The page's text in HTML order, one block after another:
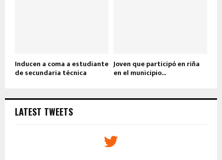
Inducen a coma a estudiante
de secundaria técnica
Joven que participó en riña
en el municipio...
LATEST TWEETS